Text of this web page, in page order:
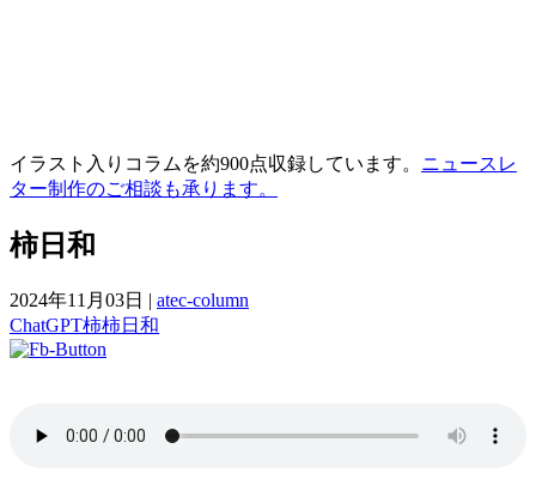
イラスト入りコラムを約900点収録しています。 ニュースレ
ター制作のご相談も承ります。
柿日和
2024年11月03日 | atec-column
ChatGPT柿柿日和